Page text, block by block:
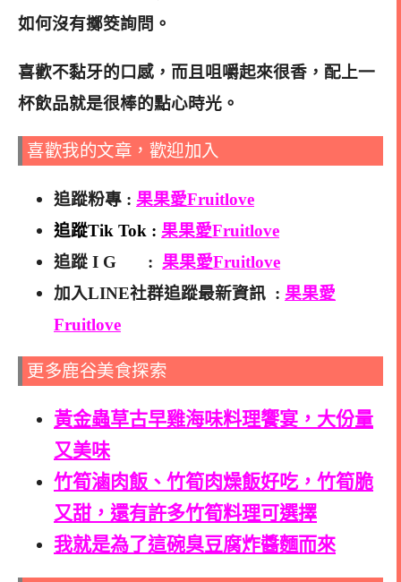
如何沒有擲筊詢問。
喜歡不黏牙的口感，而且咀嚼起來很香，配上一
杯飲品就是很棒的點心時光。
喜歡我的文章，歡迎加入
追蹤粉專 : 果果愛Fruitlove
追蹤Tik Tok : 果果愛Fruitlove
追蹤 I G : 果果愛Fruitlove
加入LINE社群追蹤最新資訊 : 果果愛
Fruitlove
更多鹿谷美食探索
黃金蟲草古早雞海味料理饗宴，大份量
又美味
竹筍滷肉飯、竹筍肉燥飯好吃，竹筍脆
又甜，還有許多竹筍料理可選擇
我就是為了這碗臭豆腐炸醬麵而來